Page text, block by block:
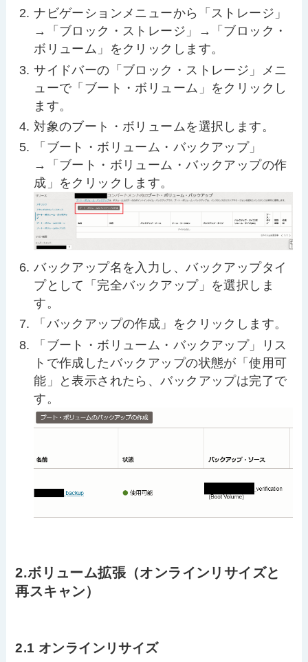
ナビゲーションメニューから「ストレージ」
→「ブロック・ストレージ」→「ブロック・
ボリューム」をクリックします。
サイドバーの「ブロック・ストレージ」メニ
ューで「ブート・ボリューム」をクリックし
ます。
対象のブート・ボリュームを選択します。
「ブート・ボリューム・バックアップ」
→「ブート・ボリューム・バックアップの作
成」をクリックします。
バックアップ名を入力し、バックアップタイ
プとして「完全バックアップ」を選択しま
す。
「バックアップの作成」をクリックします。
「ブート・ボリューム・バックアップ」リス
トで作成したバックアップの状態が「使用可
能」と表示されたら、バックアップは完了で
す。
2.ボリューム拡張（オンラインリサイズと
再スキャン）
2.1 オンラインリサイズ